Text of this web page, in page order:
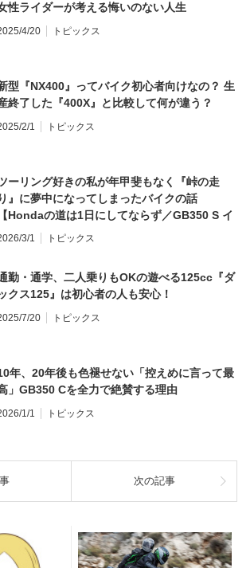
性ライダーが考える悔いのない人生
4/20 トピックス
型『NX400』ってバイク初心者向けなの？ 生
終了した『400X』と比較して何が違う？
2/1 トピックス
ーリング好きの私が年甲斐もなく『峠の走
り』に夢中になってしまったバイクの話
【Hondaの道は1日にしてならず／GB350 S イ
プレ・レビュー 前編】
3/1 トピックス
勤・通学、二人乗りもOKの遊べる125cc『ダ
クス125』は初心者の人も安心！
7/20 トピックス
年、20年後も色褪せない「控えめに言って最
」GB350 Cを全力で絶賛する理由
1/1 トピックス
次の記事